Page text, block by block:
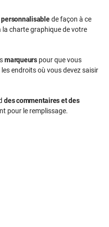
de façon à ce
charte graphique de votre
marqueurspour que vous
endroits où vous devez saisir
des commentaires et des
pour le remplissage.